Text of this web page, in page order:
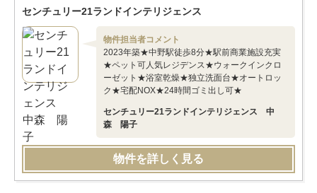
センチュリー21ランドインテリジェンス
物件担当者コメント
2023年築★中野駅徒歩8分★駅前商業施設充実
★ペット可人気レジデンス★ウォークインクロ
ーゼット★浴室乾燥★独立洗面台★オートロッ
ク★宅配NOX★24時間ゴミ出し可★
センチュリー21ランドインテリジェンス 中
森 陽子
物件を詳しく見る